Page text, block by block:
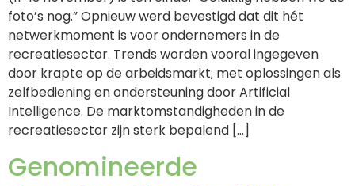
foto’s nog.” Opnieuw werd bevestigd dat dit hét
netwerkmoment is voor ondernemers in de
recreatiesector. Trends worden vooral ingegeven
door krapte op de arbeidsmarkt; met oplossingen als
zelfbediening en ondersteuning door Artificial
Intelligence. De marktomstandigheden in de
recreatiesector zijn sterk bepalend […]
Genomineerde